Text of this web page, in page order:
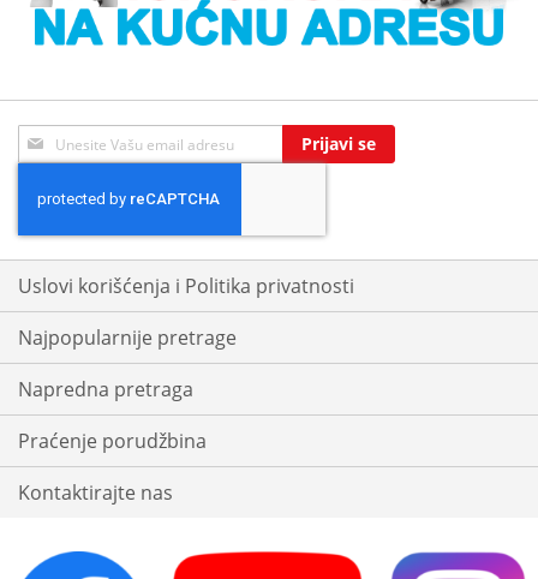
Sign
Up
Our
Newsletter:
Prijavi se
Uslovi korišćenja i Politika privatnosti
Najpopularnije pretrage
Napredna pretraga
Praćenje porudžbina
Kontaktirajte nas